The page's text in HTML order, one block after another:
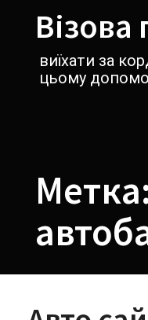
содержимомуВізова
виїхати за
цьому
Метка: